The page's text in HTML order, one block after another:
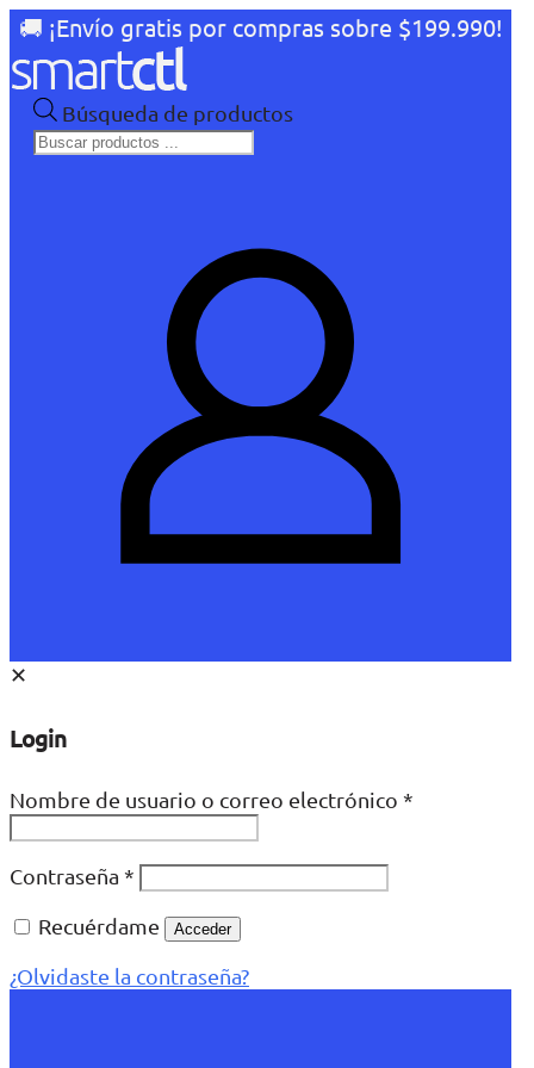
🚚 ¡Envío gratis por compras sobre $199.990!
Búsqueda de productos
✕
Login
Nombre de usuario o correo electrónico *
Contraseña *
Recuérdame
Acceder
¿Olvidaste la contraseña?